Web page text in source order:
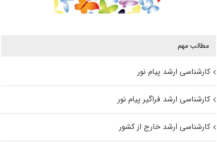
مطالب مهم
کارشناسی ارشد پیام نور
کارشناسی ارشد فراگیر پیام نور
کارشناسی ارشد خارج از کشور